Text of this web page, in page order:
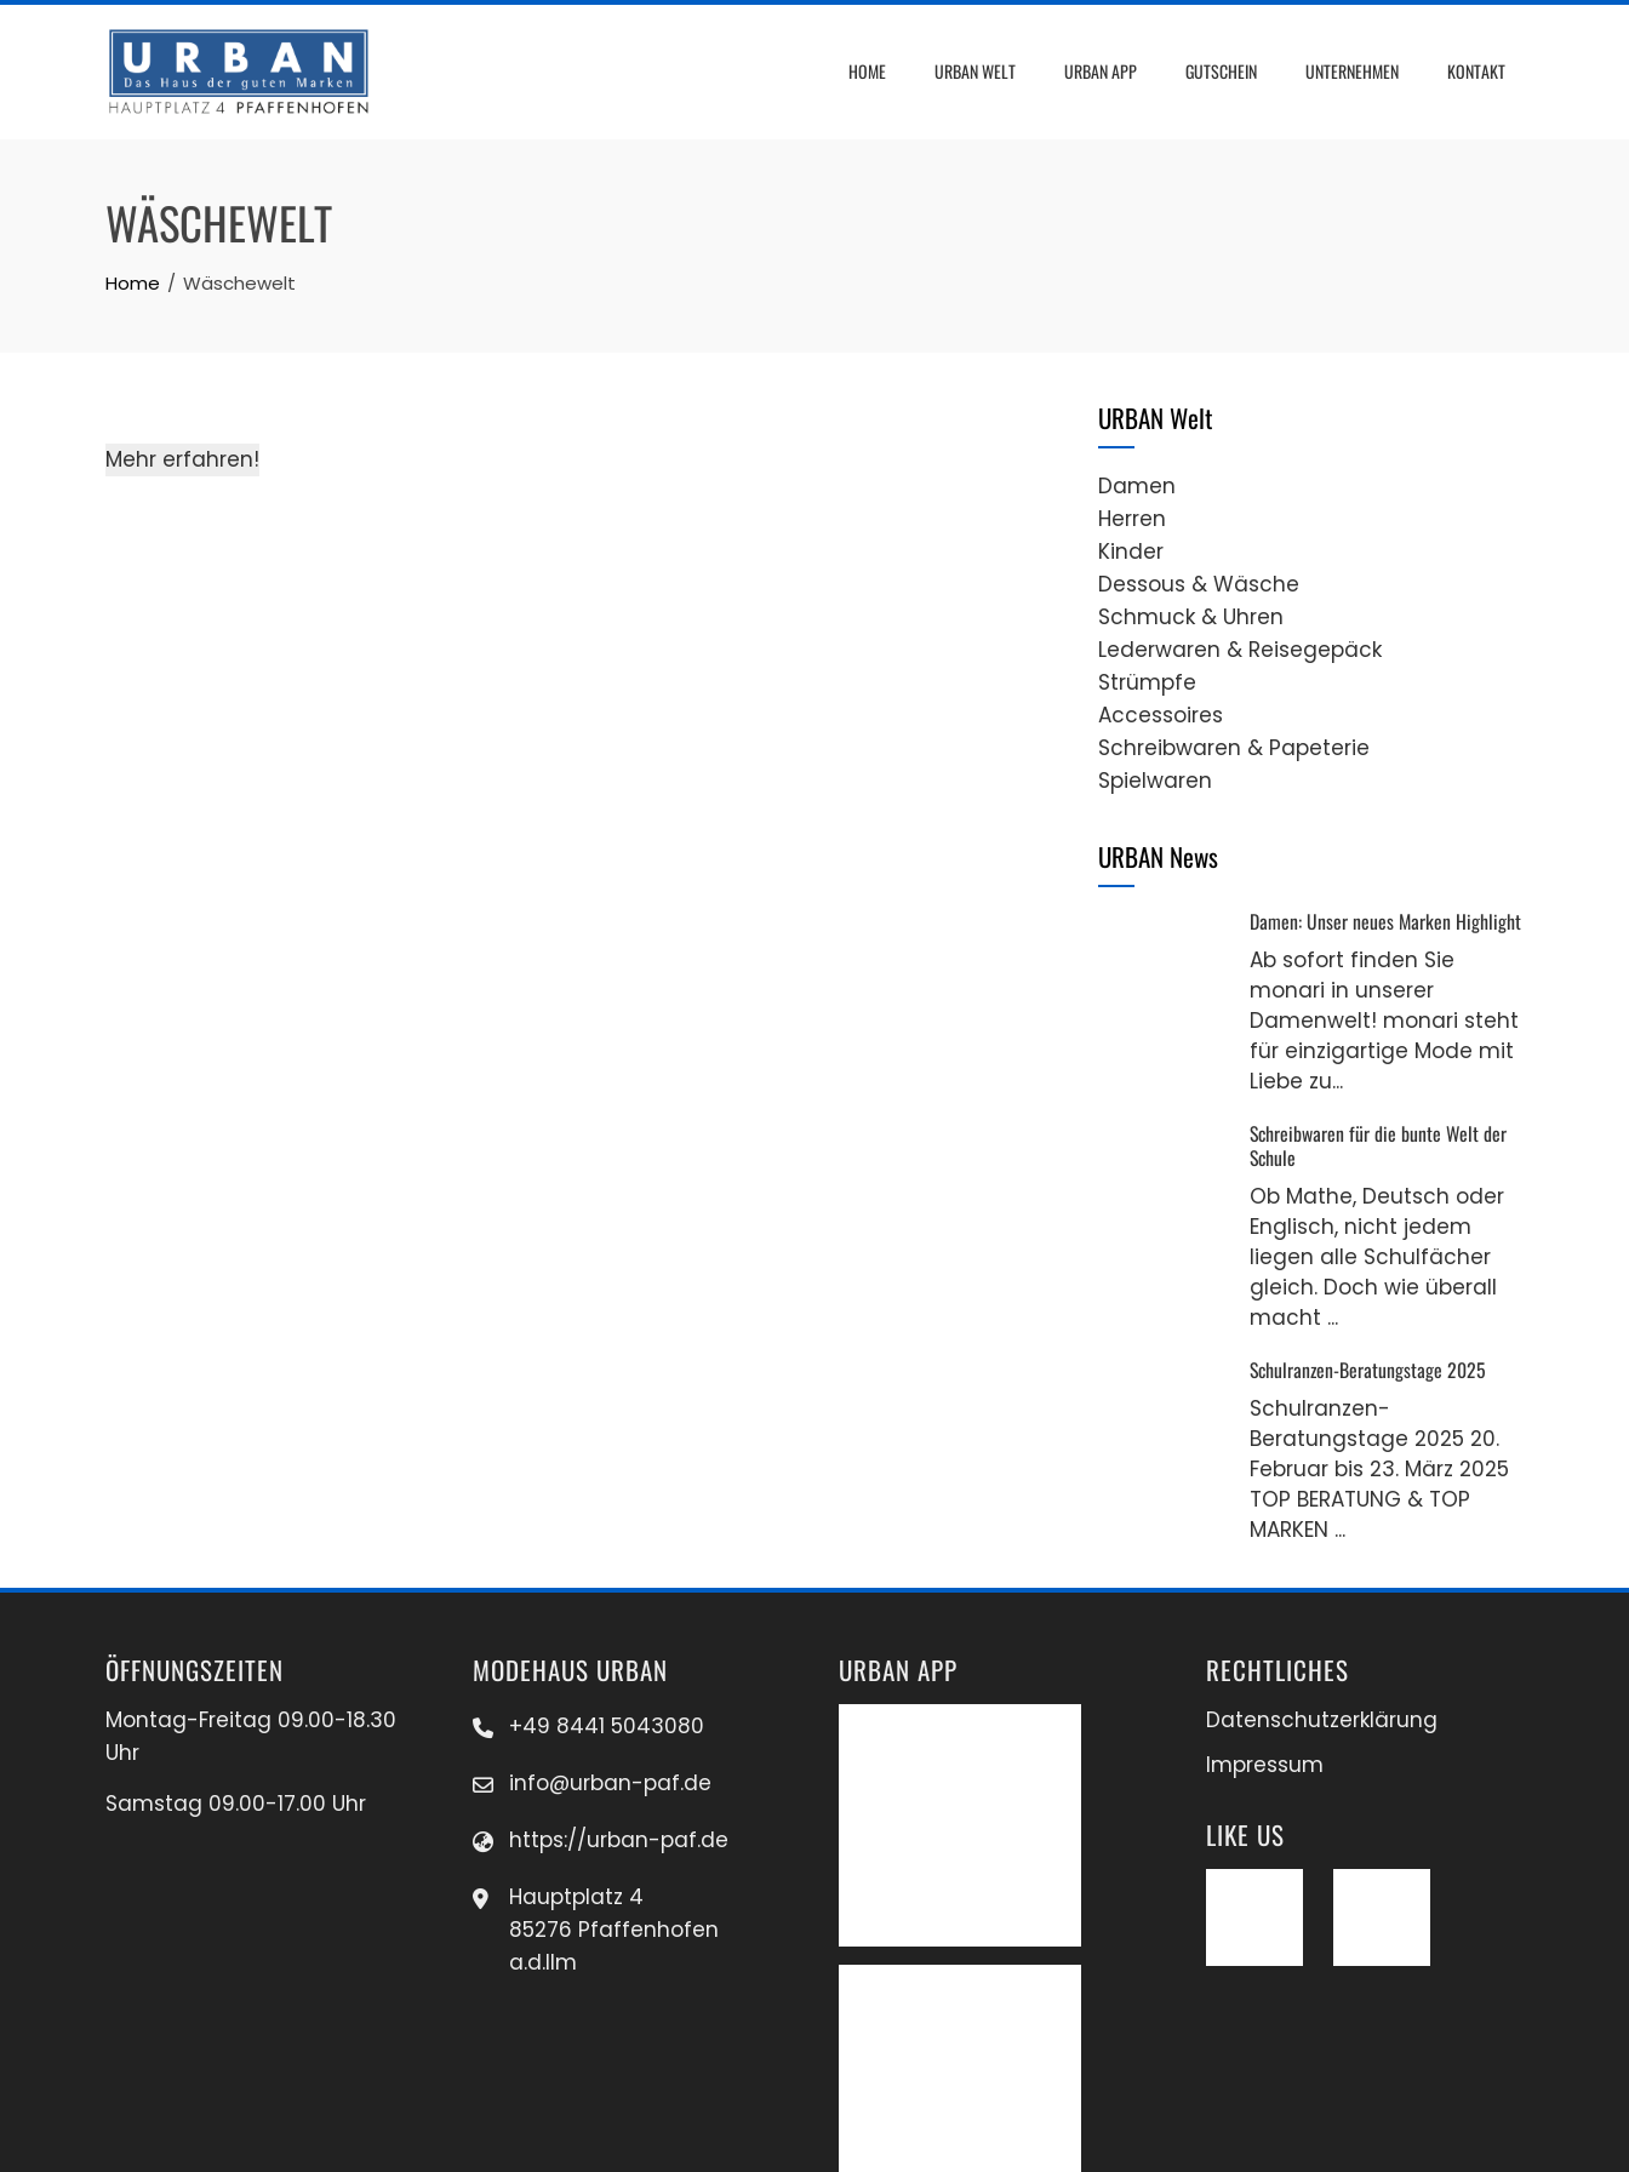
Skip
HOME URBAN WELT URBAN APP GUTSCHEIN UNTERNEHMEN KONTAKT
WÄSCHEWELT
Home Wäschewelt
Mehr erfahren!
URBAN Welt
Damen
Herren
Kinder
Dessous & Wäsche
Schmuck & Uhren
Lederwaren & Reisegepäck
Strümpfe
Accessoires
Schreibwaren & Papeterie
Spielwaren
URBAN News
Damen: Unser neues Marken Highlight
Ab sofort finden Sie
monari in unserer
Damenwelt! monari steht
für einzigartige Mode mit
Liebe zu...
Schreibwaren für die bunte Welt der
Schule
Ob Mathe, Deutsch oder
Englisch, nicht jedem
liegen alle Schulfächer
gleich. Doch wie überall
macht ...
Schulranzen-Beratungstage 2025
Schulranzen-
Beratungstage 2025 20.
Februar bis 23. März 2025
TOP BERATUNG & TOP
MARKEN ...
ÖFFNUNGSZEITEN
Montag-Freitag 09.00-18.30
Uhr
Samstag 09.00-17.00 Uhr
MODEHAUS URBAN
+49 8441 5043080
info@urban-paf.de
https://urban-paf.de
Hauptplatz 4
85276 Pfaffenhofen
a.d.Ilm
URBAN APP RECHTLICHES
Datenschutzerklärung
Impressum
LIKE US